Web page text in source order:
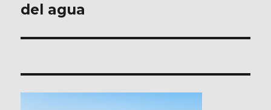
entradas
del agua